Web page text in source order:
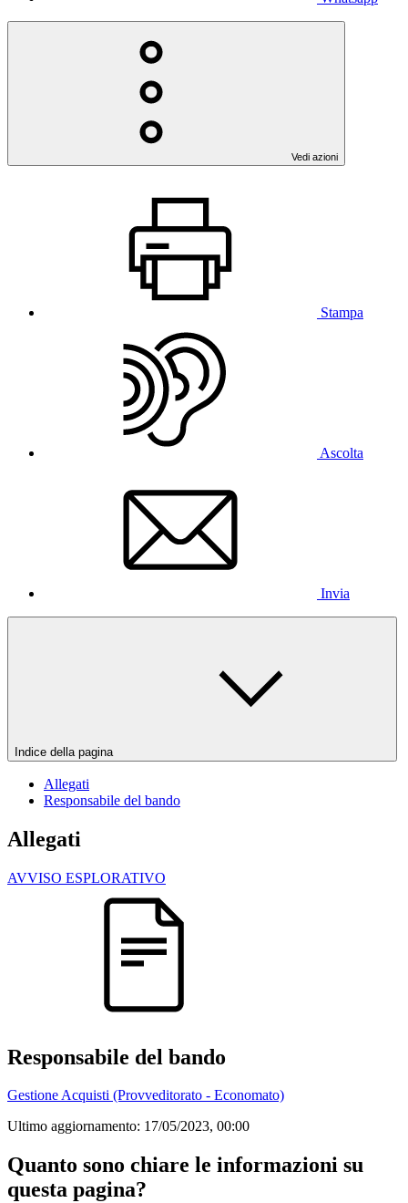
Vedi azioni
Stampa
Ascolta
Invia
Indice della pagina
Allegati
Responsabile del bando
Allegati
AVVISO ESPLORATIVO
Responsabile del bando
Gestione Acquisti (Provveditorato - Economato)
Ultimo aggiornamento: 17/05/2023, 00:00
Quanto sono chiare le informazioni su
questa pagina?